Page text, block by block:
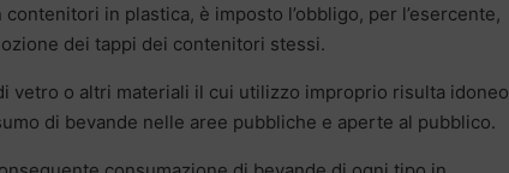
in plastica, è imposto l’obbligo, per l’esercente,
dei tappi dei contenitori stessi.
o altri materiali il cui utilizzo improprio risulta idoneo
di bevande nelle aree pubbliche e aperte al pubblico.